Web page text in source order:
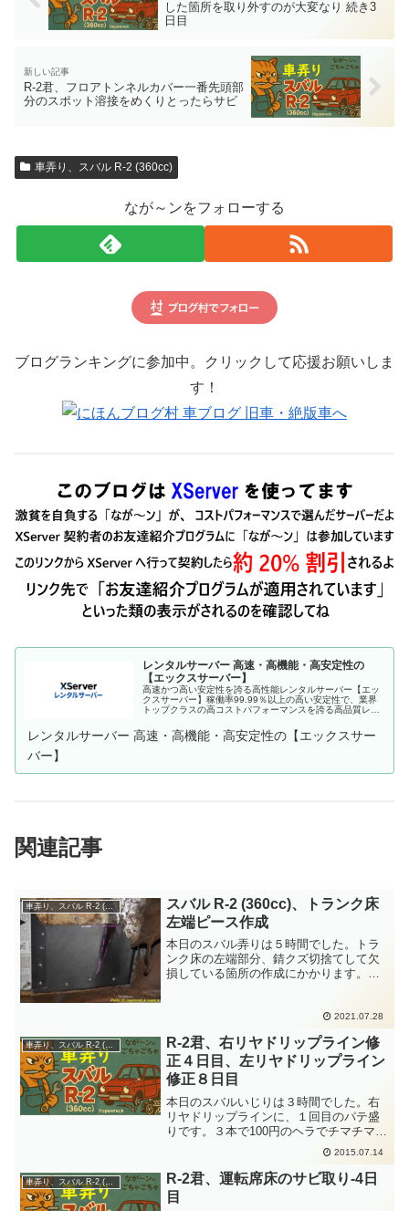
した箇所を取り外すのが大変なり 続き3
日目
R-2君、フロアトンネルカバー一番先頭部
分のスポット溶接をめくりとったらサビ
車弄り、スバル R-2 (360cc)
なが～ンをフォローする
ブログランキングに参加中。クリックして応援お願いしま
す！
レンタルサーバー 高速・高機能・高安定性の
【エックスサーバー】
高速かつ高い安定性を誇る高性能レンタルサーバー【エッ
クスサーバー】稼働率99.99％以上の高い安定性で、業界
トップクラスの高コストパフォーマンスを誇る高品質レン
無料お試し10日間。
レンタルサーバー 高速・高機能・高安定性の【エックスサー
バー】
関連記事
車弄り、スバル R-2 (360cc)
スバル R-2 (360cc)、トランク床
左端ピース作成
本日のスバル弄りは５時間でした。トラ
ンク床の左端部分、錆クズ切捨てして欠
損している箇所の作成にかかります。一
まれていたんですが、お待ちどうさまで
す。やっと順番が来ました...
2021.07.28
車弄り、スバル R-2 (360cc)
R-2君、右リヤドリップライン修
正４日目、左リヤドリップライン
修正８日目
本日のスバルいじりは３時間でした。右
リヤドリップラインに、１回目のパテ盛
りです。３本で100円のヘラでチマチマと
作業するには、このドリップラインは面
積が大きいです。パテをちょっと練って
は、小さいヘラでベローン、ペタペタと
なすくることを２時間...
2015.07.14
R-2君、運転席床のサビ取り-4日
目